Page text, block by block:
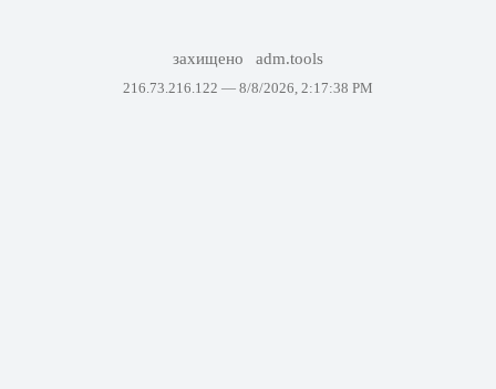
захищено adm.tools
216.73.216.122 — 8/8/2026, 2:17:38 PM